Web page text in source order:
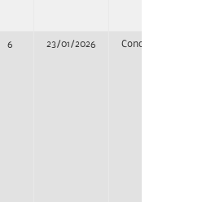
6 23/01/2026 Concurso